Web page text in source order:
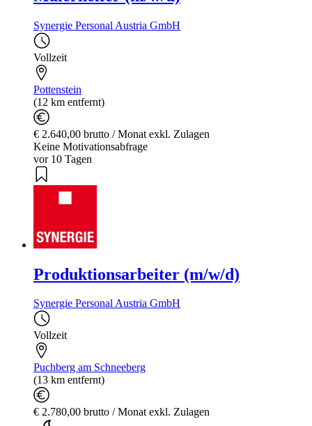
Synergie Personal Austria GmbH
Vollzeit
Pottenstein
(12 km entfernt)
€ 2.640,00 brutto / Monat exkl. Zulagen
Keine Motivationsabfrage
vor 10 Tagen
Produktionsarbeiter (m/w/d)
Synergie Personal Austria GmbH
Vollzeit
Puchberg am Schneeberg
(13 km entfernt)
€ 2.780,00 brutto / Monat exkl. Zulagen